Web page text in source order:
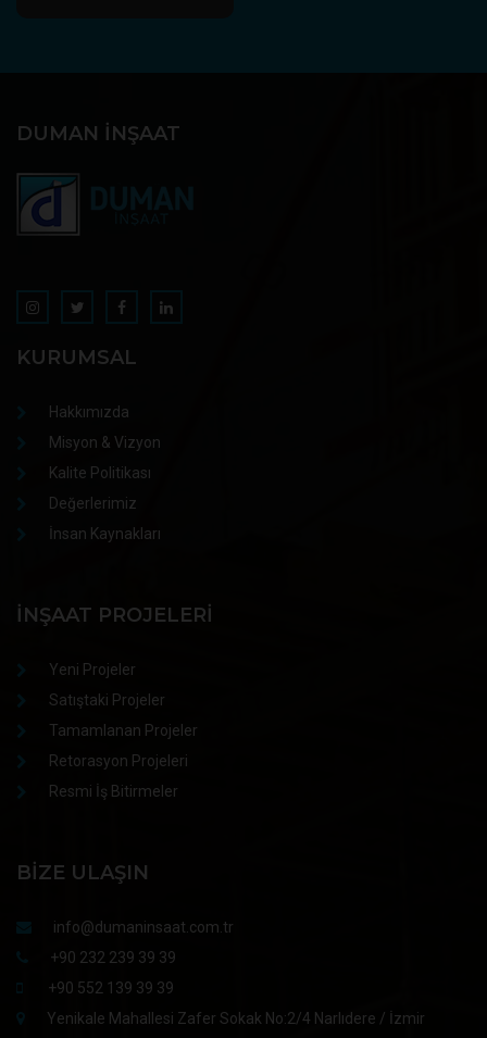
DUMAN İNŞAAT
KURUMSAL
Hakkımızda
Misyon & Vizyon
Kalite Politikası
Değerlerimiz
İnsan Kaynakları
İNŞAAT PROJELERI
Yeni Projeler
Satıştaki Projeler
Tamamlanan Projeler
Retorasyon Projeleri
Resmi İş Bitirmeler
BIZE ULAŞIN
info@dumaninsaat.com.tr
+90 232 239 39 39
+90 552 139 39 39
Yenikale Mahallesi Zafer Sokak No:2/4 Narlıdere / İzmir